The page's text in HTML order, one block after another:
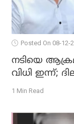
Posted On 08-12-
നടിയെ
വിധി ഇന്ന്;
1 Min Read